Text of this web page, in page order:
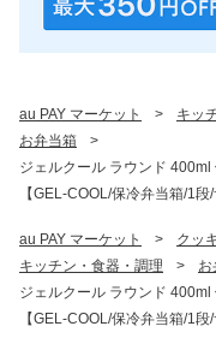
au PAY マーケット > キッ
お弁当箱
>
ジェルクール ラウンド
【GEL-COOL/保冷弁当箱/1
au PAY マーケット > クッ
キッチン・食器・調理
> お
ジェルクール ラウンド
【GEL-COOL/保冷弁当箱/1